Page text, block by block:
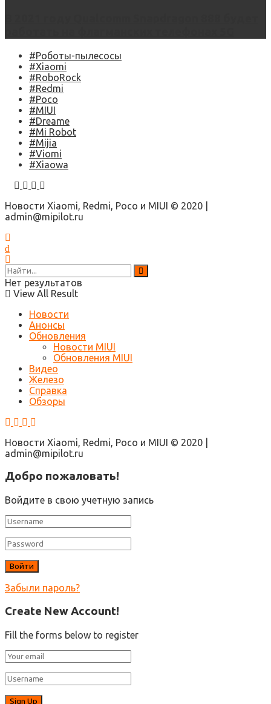
#Роботы-пылесосы
#Xiaomi
#RoboRock
#Redmi
#Poco
#MIUI
#Dreame
#Mi Robot
#Mijia
#Viomi
#Xiaowa
Новости Xiaomi, Redmi, Poco и MIUI © 2020 |
admin@mipilot.ru
Нет результатов
View All Result
Новости
Анонсы
Обновления
Новости MIUI
Обновления MIUI
Видео
Железо
Справка
Обзоры
Новости Xiaomi, Redmi, Poco и MIUI © 2020 |
admin@mipilot.ru
Добро пожаловать!
Войдите в свою учетную запись
Забыли пароль?
Create New Account!
Fill the forms below to register